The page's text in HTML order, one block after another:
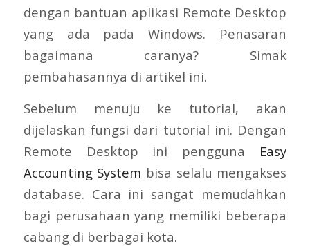
dengan bantuan aplikasi Remote Desktop
yang ada pada Windows. Penasaran
bagaimana caranya? Simak
pembahasannya di artikel ini.
Sebelum menuju ke tutorial, akan
dijelaskan fungsi dari tutorial ini. Dengan
Remote Desktop ini pengguna Easy
Accounting System bisa selalu mengakses
database. Cara ini sangat memudahkan
bagi perusahaan yang memiliki beberapa
cabang di berbagai kota.